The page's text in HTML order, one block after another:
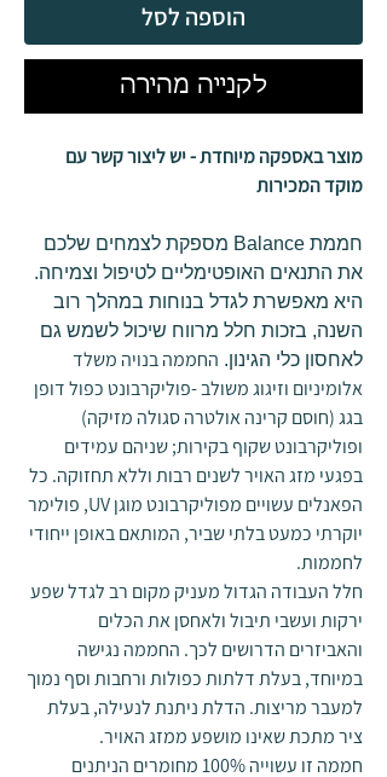
הוספה לסל
לקנייה מהירה
מוצר באספקה מיוחדת - יש ליצור קשר עם
מוקד המכירות
חממת Balance מספקת לצמחים שלכם
את התנאים האופטימליים לטיפול וצמיחה.
היא מאפשרת לגדל בנוחות במהלך רוב
השנה, בזכות חלל מרווח שיכול לשמש גם
לאחסון כלי הגינון. החממה בנויה משלד
אלומיניום וזיגוג משולב -פוליקרבונט כפול דופן
בגג (חוסם קרינה אולטרה סגולה מזיקה)
ופוליקרבונט שקוף בקירות; שניהם עמידים
בפגעי מזג האויר לשנים רבות וללא תחזוקה. כל
הפאנלים עשויים מפוליקרבונט מוגן UV, פולימר
יוקרתי כמעט בלתי שביר, המותאם באופן ייחודי
לחממות.
חלל העבודה הגדול מעניק מקום רב לגדל שפע
ירקות ועשבי תיבול ולאחסן את הכלים
והאביזרים הדרושים לכך. החממה נגישה
במיוחד, בעלת דלתות כפולות ורחבות וסף נמוך
למעבר מריצות. הדלת ניתנת לנעילה, בעלת
ציר מתכת שאינו מושפע ממזג האויר.
חממה זו עשוייה 100% מחומרים הניתנים